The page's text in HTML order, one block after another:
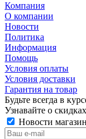
Компания
О компании
Новости
Политика
Информация
Помощь
Условия оплаты
Условия доставки
Гарантия на товар
Будьте всегда в
Узнавайте о
Новости